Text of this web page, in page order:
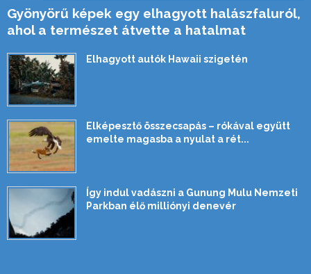
Gyönyörű képek egy elhagyott halászfaluról,
ahol a természet átvette a hatalmat
Elhagyott autók Hawaii szigetén
Elképesztő összecsapás – rókával együtt
emelte magasba a nyulat a rét...
Így indul vadászni a Gunung Mulu Nemzeti
Parkban élő milliónyi denevér